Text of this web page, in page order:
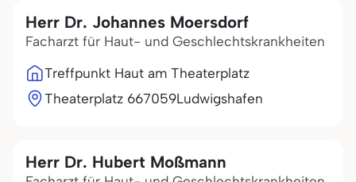
Herr Dr. Johannes Moersdorf
Facharzt für Haut- und Geschlechtskrankheiten
Treffpunkt Haut am Theaterplatz
Theaterplatz 667059Ludwigshafen
Herr Dr. Hubert Moßmann